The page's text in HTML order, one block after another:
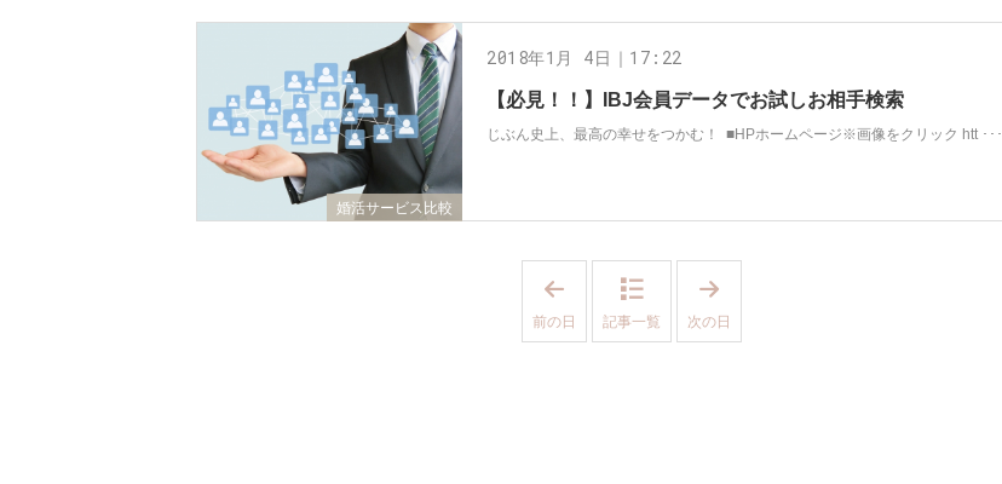
婚活サービス比較
【必見！！】IBJ会員データでお試しお相手検索
2018年1月 4日｜17:22
じぶん史上、最高の幸せをつかむ！ ■HPホームページ※画像をクリック htt ･･･
8
前の日 記事一覧
8
次の日